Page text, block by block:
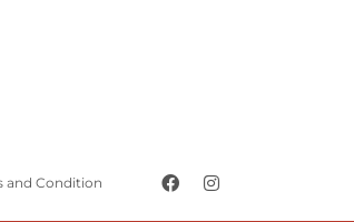
and Condition